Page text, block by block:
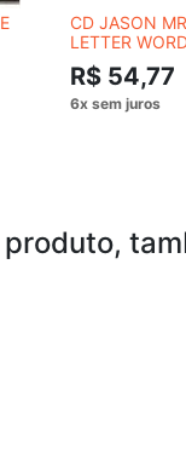
CD JASON
LETTER
R$ 54,77